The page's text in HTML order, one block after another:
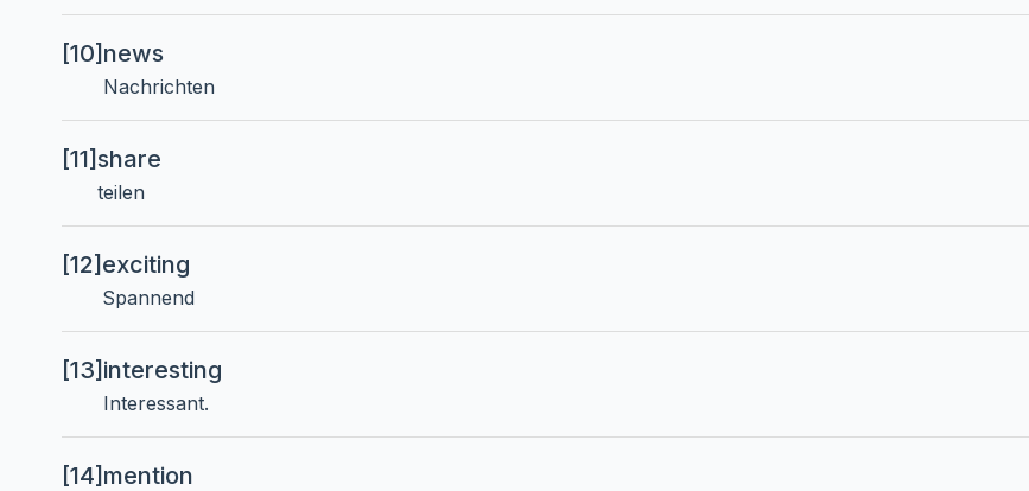
[10] news
Nachrichten
[11]share
teilen
[12] exciting
Spannend
[13] interesting
Interessant.
[14] mention